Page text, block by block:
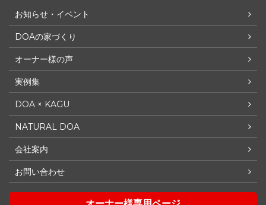
お知らせ・イベント
DOAの家づくり
オーナー様の声
実例集
DOA × KAGU
NATURAL DOA
会社案内
お問い合わせ